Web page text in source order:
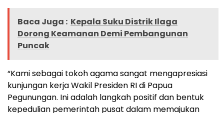
Baca Juga : Kepala Suku Distrik Ilaga
Dorong Keamanan Demi Pembangunan
Puncak
“Kami sebagai tokoh agama sangat mengapresiasi
kunjungan kerja Wakil Presiden RI di Papua
Pegunungan. Ini adalah langkah positif dan bentuk
kepedulian pemerintah pusat dalam memajukan